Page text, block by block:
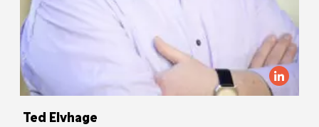
Ted Elvhage